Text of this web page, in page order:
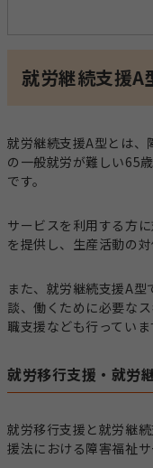
就労継続支援A
就労継続支援A型とは、
の一般就労が難しい65
です。
サービスを利用する方
を提供し、生産活動の
また、就労継続支援A
談、働くために必要な
職支援なども行っていま
就労移行支援・就労
就労移行支援と就労継
援法における障害福祉サ